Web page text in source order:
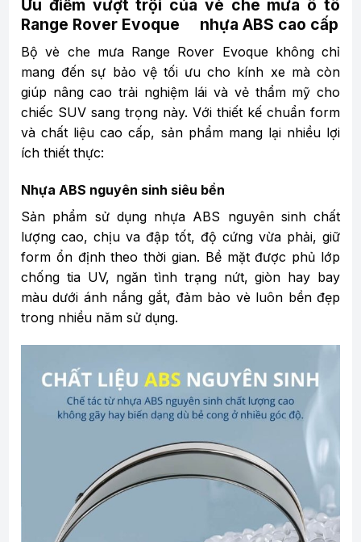
Ưu điểm vượt trội của vè che mưa ô tô
Range Rover Evoque nhựa ABS cao cấp
Bộ vè che mưa Range Rover Evoque không chỉ
mang đến sự bảo vệ tối ưu cho kính xe mà còn
giúp nâng cao trải nghiệm lái và vẻ thẩm mỹ cho
chiếc SUV sang trọng này. Với thiết kế chuẩn form
và chất liệu cao cấp, sản phẩm mang lại nhiều lợi
ích thiết thực:
Nhựa ABS nguyên sinh siêu bền
Sản phẩm sử dụng nhựa ABS nguyên sinh chất
lượng cao, chịu va đập tốt, độ cứng vừa phải, giữ
form ổn định theo thời gian. Bề mặt được phủ lớp
chống tia UV, ngăn tình trạng nứt, giòn hay bay
màu dưới ánh nắng gắt, đảm bảo vè luôn bền đẹp
trong nhiều năm sử dụng.